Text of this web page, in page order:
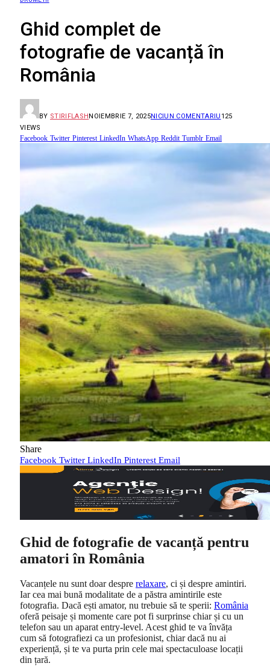
Ghid complet de
fotografie de vacanță în
România
BY STIRIFLASHNOIEMBRIE 7, 2025NICIUN COMENTARIU 125
VIEWS
Facebook Twitter Pinterest LinkedIn WhatsApp Reddit Tumblr Email
Share
Facebook Twitter LinkedIn Pinterest Email
Ghid de fotografie de vacanță pentru
amatori în România
Vacanțele nu sunt doar despre relaxare, ci și despre amintiri.
Iar cea mai bună modalitate de a păstra amintirile este
fotografia. Dacă ești amator, nu trebuie să te sperii: România
oferă peisaje și momente care pot fi surprinse chiar și cu un
telefon sau un aparat entry-level. Acest ghid te va învăța
cum să fotografiezi ca un profesionist, chiar dacă nu ai
experiență, și te va purta prin cele mai spectaculoase locații
din țară.